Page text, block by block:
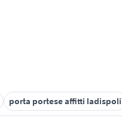
porta portese affitti ladispoli